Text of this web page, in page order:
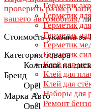
Герметик
Герметик
Герметик
Герметик
Герметик
Герметик
Клей для
Клей для
Клей для
Наборы для
Ремонт
проверить размер
вашего автомобиля,
Стоимость указана
Категория товара
Колпачки на
Бренд
Opel
Марка Авто
Opel